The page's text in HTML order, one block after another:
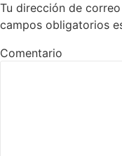
Tu dirección de
campos obligatorios
Comentario